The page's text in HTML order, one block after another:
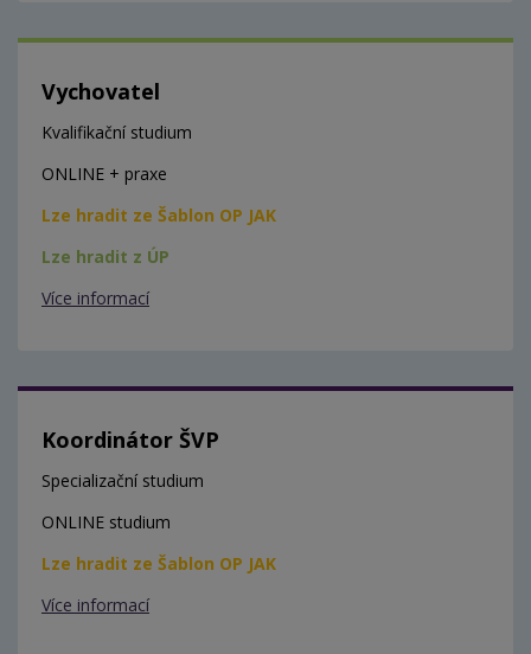
Vychovatel
Kvalifikační studium
ONLINE + praxe
Lze hradit ze Šablon OP JAK
Lze hradit z ÚP
Více informací
Koordinátor ŠVP
Specializační studium
ONLINE studium
Lze hradit ze Šablon OP JAK
Více informací